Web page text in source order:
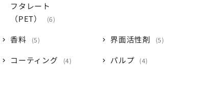
フタレート
（PET）
6
香料 5 界面活性剤 5
コーティング 4 パルプ 4